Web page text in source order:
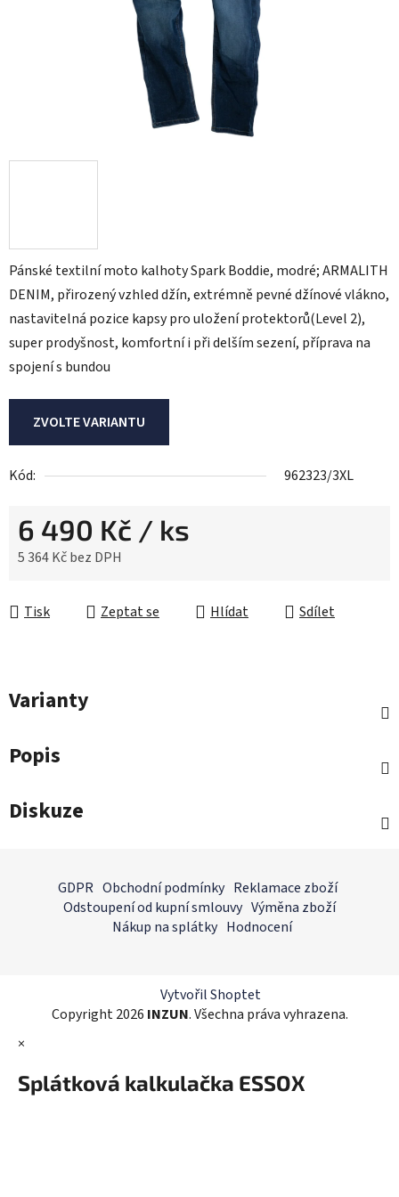
Pánské textilní moto kalhoty Spark Boddie, modré; ARMALITH
DENIM, přirozený vzhled džín, extrémně pevné džínové vlákno,
nastavitelná pozice kapsy pro uložení protektorů(Level 2),
super prodyšnost, komfortní i při delším sezení, příprava na
spojení s bundou
ZVOLTE VARIANTU
Kód: 962323/3XL
6 490 Kč / ks
5 364 Kč bez DPH
Tisk
Zeptat se Hlídat Sdílet
Varianty
Popis
Diskuze
GDPR Obchodní podmínky Reklamace zboží
Odstoupení od kupní smlouvy Výměna zboží
Nákup na splátky Hodnocení
Vytvořil Shoptet
Copyright 2026 INZUN. Všechna práva vyhrazena.
×
Splátková kalkulačka ESSOX